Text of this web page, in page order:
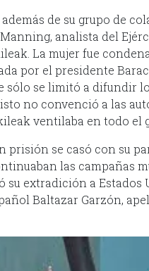
de su grupo de
analista del
La mujer fue
por el presidente
sólo se limitó a difundir
no convenció a las
ventilaba en todo el
prisión se casó con su
las campañas
su extradición a Estados
Baltazar Garzón,